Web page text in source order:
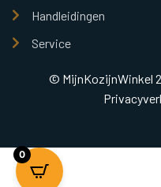
Handleidingen
Service
© MijnKozijnWinkel
0